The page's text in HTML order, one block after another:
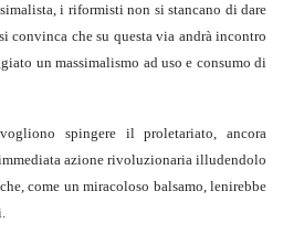
i riformisti non si stancano di dare
convinca che su questa via andrà incontro
un massimalismo ad uso e consumo di
spingere il proletariato, ancora
azione rivoluzionaria illudendolo
come un miracoloso balsamo, lenirebbe